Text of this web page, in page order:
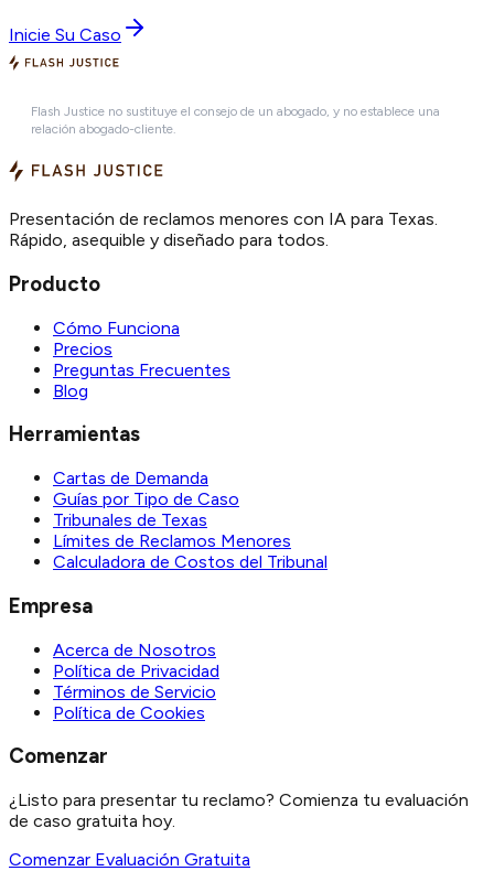
Inicie Su Caso
Flash Justice no sustituye el consejo de un abogado, y no establece una
relación abogado-cliente.
Presentación de reclamos menores con IA para Texas.
Rápido, asequible y diseñado para todos.
Producto
Cómo Funciona
Precios
Preguntas Frecuentes
Blog
Herramientas
Cartas de Demanda
Guías por Tipo de Caso
Tribunales de Texas
Límites de Reclamos Menores
Calculadora de Costos del Tribunal
Empresa
Acerca de Nosotros
Política de Privacidad
Términos de Servicio
Política de Cookies
Comenzar
¿Listo para presentar tu reclamo? Comienza tu evaluación
de caso gratuita hoy.
Comenzar Evaluación Gratuita